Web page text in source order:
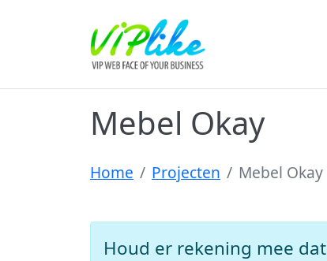
Mebel Okay
Home Projecten Mebel Okay
Houd er rekening mee